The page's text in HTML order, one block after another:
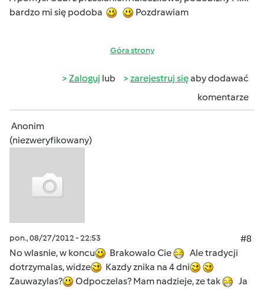
bardzo mi się podoba
Pozdrawiam
Góra strony
Zaloguj lub zarejestruj sięaby dodawać
komentarze
Anonim
(niezweryfikowany)
pon., 08/27/2012 - 22:53
#8
No wlasnie, w koncu
Brakowalo Cie
Ale tradycji
dotrzymalas, widze
Kazdy znika na 4 dni
Zauwazylas?
Odpoczelas? Mam nadzieje, ze tak
Ja